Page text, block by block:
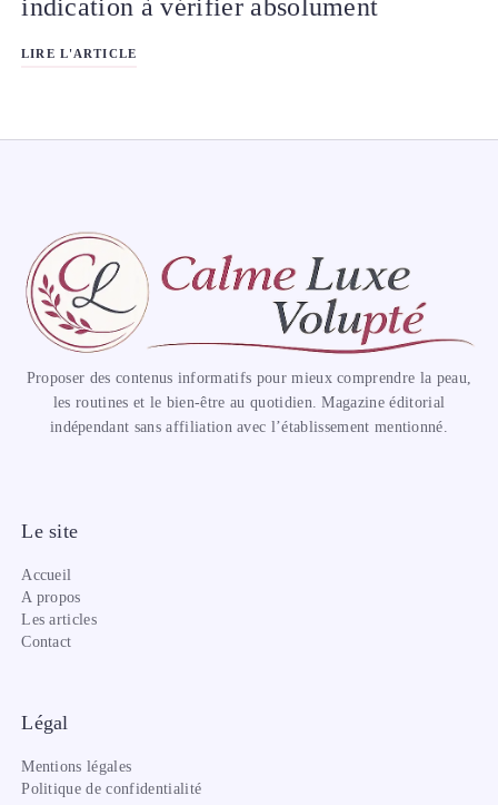
indication à vérifier absolument
LIRE L'ARTICLE
Proposer des contenus informatifs pour mieux comprendre la peau,
les routines et le bien-être au quotidien. Magazine éditorial
indépendant sans affiliation avec l’établissement mentionné.
Le site
Accueil
A propos
Les articles
Contact
Légal
Mentions légales
Politique de confidentialité